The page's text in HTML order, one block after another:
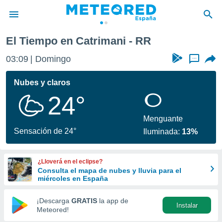
de
por
se
calidad.
a este
las
y
forma
digital
basada
El Tiempo en Catrimani - RR
03:09 Domingo ...
Nubes y claros
24°
Sensación de 24°
Menguante
Iluminada: 13%
¿Lloverá en el eclipse?
Consulta el mapa de nubes y lluvia para el
miércoles en España
¡Descarga GRATIS la app de
Meteored!
Instalar